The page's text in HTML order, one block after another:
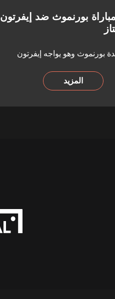
بورنموث ضد إيفرتون
بورنموث وهو يواجه إيفرتون
المزيد